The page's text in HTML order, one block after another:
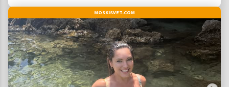
MOSKISVET.COM